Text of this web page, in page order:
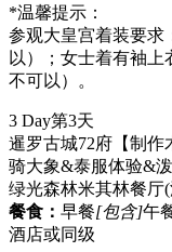
*温馨提示：
参观大皇宫着装要求
以）；女士着有袖
不可以）。
3 Day第3天
暹罗古城72府【制
骑大象&泰服体验&
绿光森林米其林餐厅
餐食： 早餐[包含]午
酒店或同级